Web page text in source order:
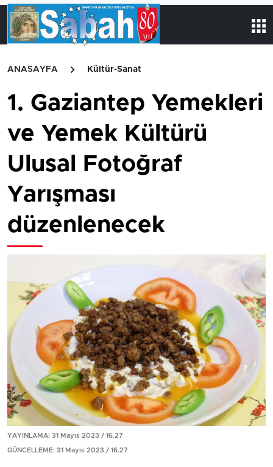
ANASAYFA Kültür-Sanat
1. Gaziantep Yemekleri
ve Yemek Kültürü
Ulusal Fotoğraf
Yarışması
düzenlenecek
YAYINLAMA: 31 Mayıs 2023 / 16.27
GÜNCELLEME: 31 Mayıs 2023 / 16.27